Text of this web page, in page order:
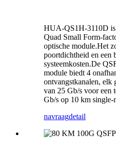
HUA-QS1H-3110D is
Quad Small Form-
optische module.Het
poortdichtheid en een
systeemkosten.De
module biedt 4
ontvangstkanalen, elk
van 25 Gb/s voor een
Gb/s op 10 km single-
navraagdetail